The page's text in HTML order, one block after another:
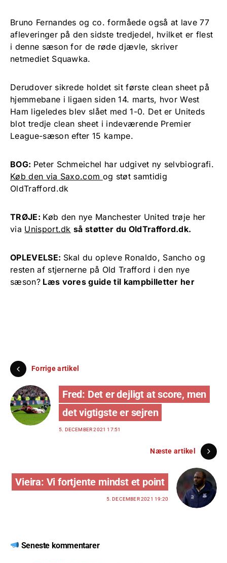
Bruno Fernandes og co. formåede også at lave 77
afleveringer på den sidste tredjedel, hvilket er flest
i denne sæson for de røde djævle, skriver
netmediet Squawka.
Derudover sikrede holdet sit første clean sheet på
hjemmebane i ligaen siden 14. marts, hvor West
Ham ligeledes blev slået med 1-0. Det er Uniteds
blot tredje clean sheet i indeværende Premier
League-sæson efter 15 kampe.
BOG: Peter Schmeichel har udgivet ny selvbiografi.
Køb den via Saxo.com og støt samtidig
OldTrafford.dk
TRØJE: Køb den nye Manchester United trøje her
via Unisport.dk så støtter du OldTrafford.dk.
OPLEVELSE: Skal du opleve Ronaldo, Sancho og
resten af stjernerne på Old Trafford i den nye
sæson? Læs vores guide til kampbilletter her
Forrige artikel
Fred: Det er dejligt at score, men
det vigtigste er sejren
5. DECEMBER 2021 17:51
Næste artikel
Vieira: Vi fortjente mindst et point
5. DECEMBER 2021 19:20
Seneste kommentarer